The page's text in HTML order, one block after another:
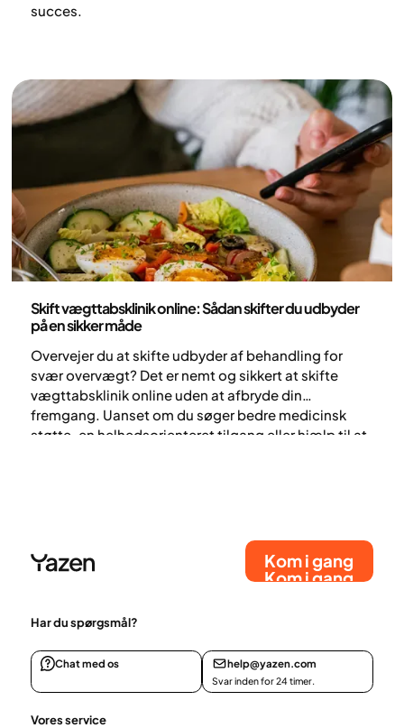
succes.
Skift vægttabsklinik online: Sådan skifter du udbyder
på en sikker måde
Overvejer du at skifte udbyder af behandling for
svær overvægt? Det er nemt og sikkert at skifte
vægttabsklinik online uden at afbryde din
fremgang. Uanset om du søger bedre medicinsk
støtte, en helhedsorienteret tilgang eller hjælp til at
Kom i gang
Kom i gang
Har du spørgsmål?
Chat med os help@yazen.com
Svar inden for 24 timer.
Vores service